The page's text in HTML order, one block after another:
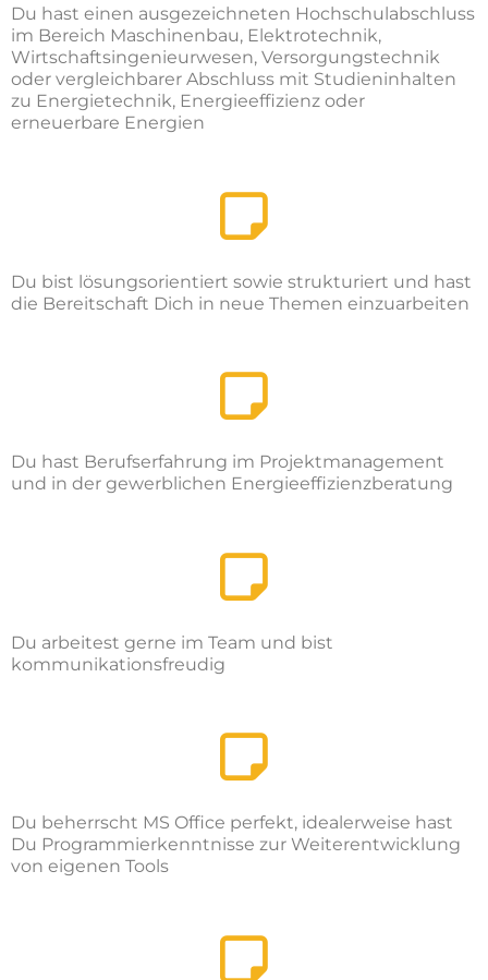
Du hast einen ausgezeichneten Hochschulabschluss
im Bereich Maschinenbau, Elektrotechnik,
Wirtschaftsingenieurwesen, Versorgungstechnik
oder vergleichbarer Abschluss mit Studieninhalten
zu Energietechnik, Energieeffizienz oder
erneuerbare Energien
Du bist lösungsorientiert sowie strukturiert und hast
die Bereitschaft Dich in neue Themen einzuarbeiten
Du hast Berufserfahrung im Projektmanagement
und in der gewerblichen Energieeffizienzberatung
Du arbeitest gerne im Team und bist
kommunikationsfreudig
Du beherrscht MS Office perfekt, idealerweise hast
Du Programmierkenntnisse zur Weiterentwicklung
von eigenen Tools